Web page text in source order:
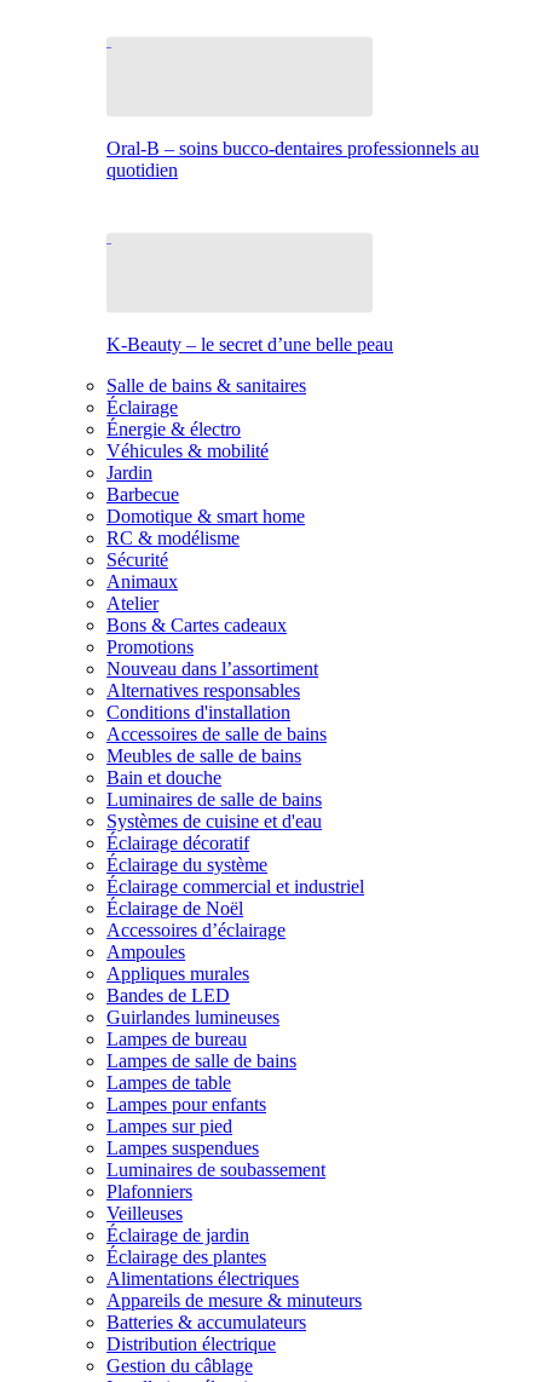
Oral-B – soins bucco-dentaires professionnels au
quotidien
K-Beauty – le secret d’une belle peau
Salle de bains & sanitaires
Éclairage
Énergie & électro
Véhicules & mobilité
Jardin
Barbecue
Domotique & smart home
RC & modélisme
Sécurité
Animaux
Atelier
Bons & Cartes cadeaux
Promotions
Nouveau dans l’assortiment
Alternatives responsables
Conditions d'installation
Accessoires de salle de bains
Meubles de salle de bains
Bain et douche
Luminaires de salle de bains
Systèmes de cuisine et d'eau
Éclairage décoratif
Éclairage du système
Éclairage commercial et industriel
Éclairage de Noël
Accessoires d’éclairage
Ampoules
Appliques murales
Bandes de LED
Guirlandes lumineuses
Lampes de bureau
Lampes de salle de bains
Lampes de table
Lampes pour enfants
Lampes sur pied
Lampes suspendues
Luminaires de soubassement
Plafonniers
Veilleuses
Éclairage de jardin
Éclairage des plantes
Alimentations électriques
Appareils de mesure & minuteurs
Batteries & accumulateurs
Distribution électrique
Gestion du câblage